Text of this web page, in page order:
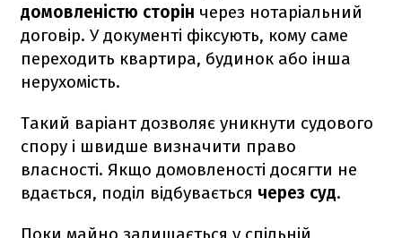
домовленістю сторін через нотаріальний
договір. У документі фіксують, кому саме
переходить квартира, будинок або інша
нерухомість.
Такий варіант дозволяє уникнути судового
спору і швидше визначити право
власності. Якщо домовленості досягти не
вдається, поділ відбувається через суд.
Поки майно залишається у спільній